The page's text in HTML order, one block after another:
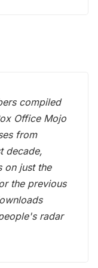
compiled
Office Mojo
from
decade,
on just the
the previous
radar